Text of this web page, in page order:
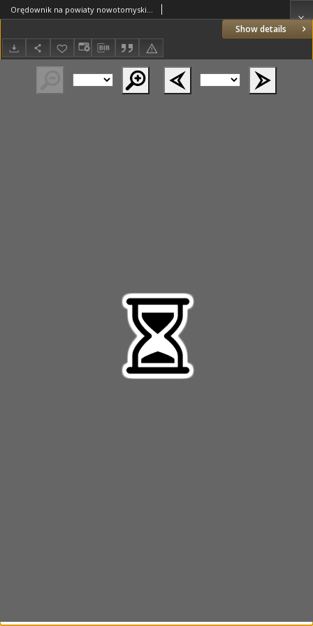
Show details
Orędownik na powiaty nowotomyski i wolsztyński 1937.04.08 R.18 Nr38